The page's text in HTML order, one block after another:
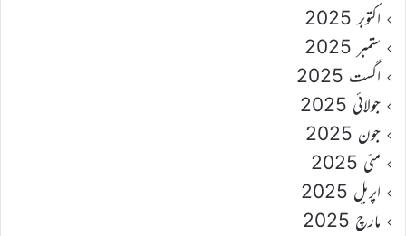
اکتوبر 2025
ستمبر 2025
اگست 2025
جولائی 2025
جون 2025
مئی 2025
اپریل 2025
مارچ 2025